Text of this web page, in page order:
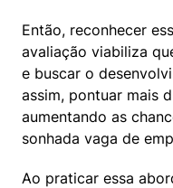
Então, reconhecer
avaliação viabiliza
e buscar o
assim, pontuar mais
aumentando as
sonhada vaga de
Ao praticar essa